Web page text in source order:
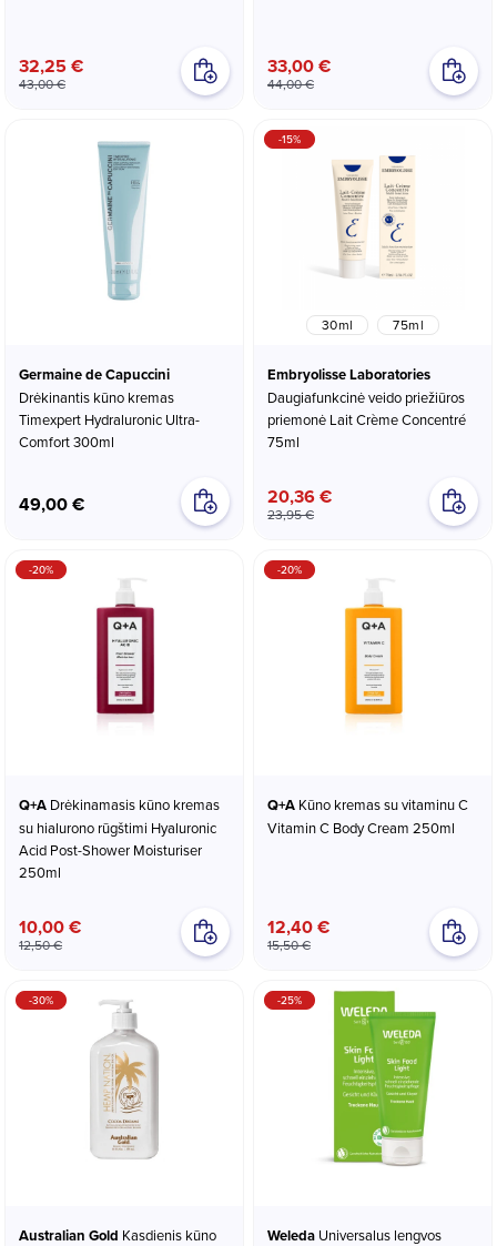
32,25 €
43,00 €
33,00 €
44,00 €
Germaine de Capuccini
Drėkinantis kūno kremas
Timexpert Hydraluronic Ultra-
Comfort 300ml
49,00 €
30ml 75ml
Embryolisse Laboratories
Daugiafunkcinė veido priežiūros
priemonė Lait Crème Concentré
75ml
20,36 €
23,95 €
-15%
Q+A
su hialurono rūgštimi Hyaluronic
Acid Post-Shower Moisturiser
250ml
10,00 €
12,50 €
-20%
Q+A
Vitamin C Body Cream 250ml
12,40 €
15,50 €
-20%
Australian Gold
-30%
Weleda
-25%